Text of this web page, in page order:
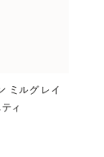
ミルグレイ
ィ